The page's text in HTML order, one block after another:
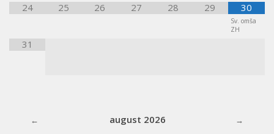
24 25 26 27 28 29 30
Sv. omša
ZH
31
august 2026